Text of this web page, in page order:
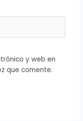
y web en
que comente.